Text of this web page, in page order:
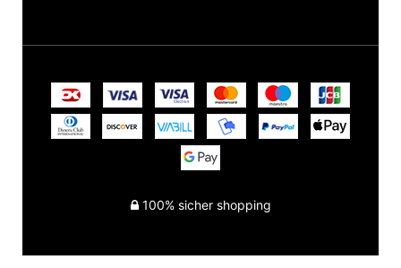
100% sicher shopping